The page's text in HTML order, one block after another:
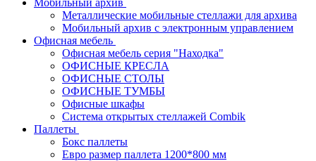
Мобильный архив
Металлические мобильные стеллажи для архива
Мобильный архив с электронным управлением
Офисная мебель
Офисная мебель серия "Находка"
ОФИСНЫЕ КРЕСЛА
ОФИСНЫЕ СТОЛЫ
ОФИСНЫЕ ТУМБЫ
Офисные шкафы
Система открытых стеллажей Combik
Паллеты
Бокс паллеты
Евро размер паллета 1200*800 мм